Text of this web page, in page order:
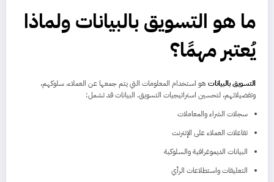
ما هو التسويق بالبيانات ولماذا
يُعتبر مهمًا؟
التسويق بالبيانات هو استخدام المعلومات التي يتم جمعها عن العملاء، سلوكهم،
وتفضيلاتهم، لتحسين استراتيجيات التسويق. البيانات قد تشمل:
سجلات الشراء والمعاملات
تفاعلات العملاء على الإنترنت
البيانات الديموغرافية والسلوكية
التعليقات واستطلاعات الرأي